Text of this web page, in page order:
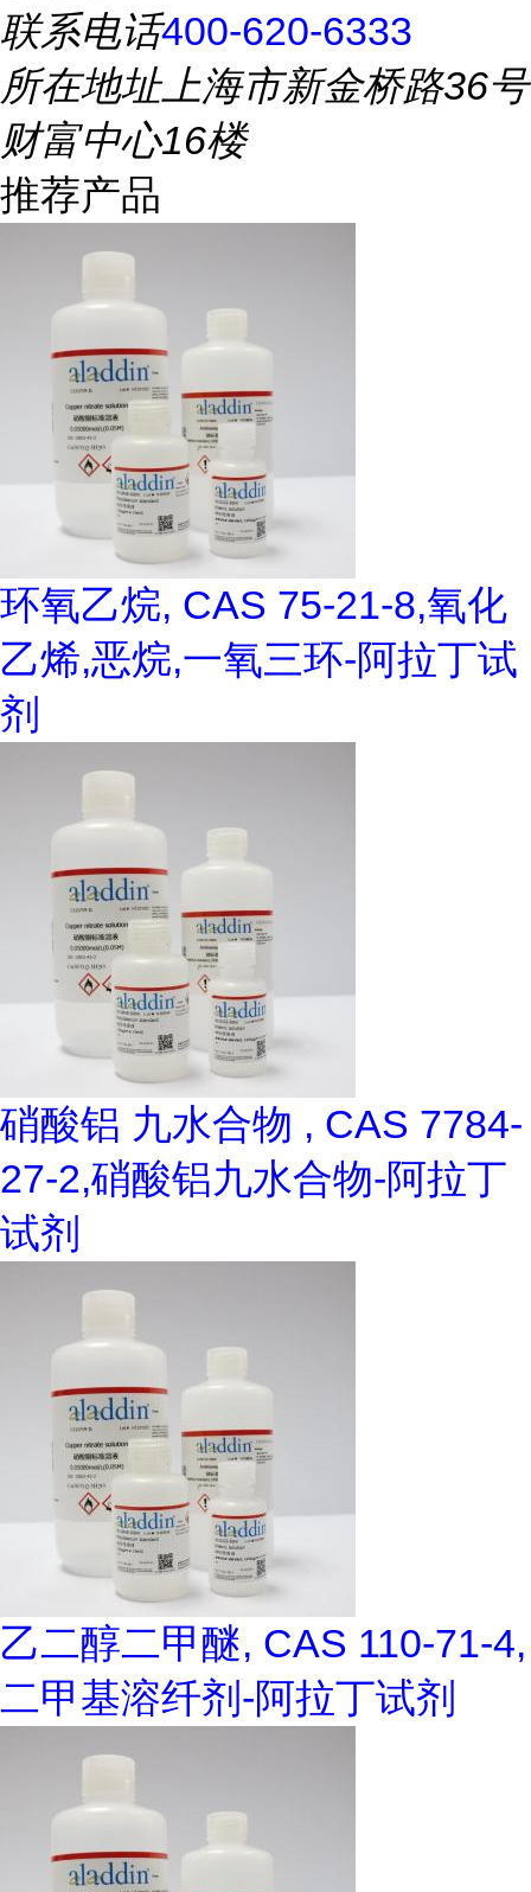
联系电话400-620-6333
所在地址上海市新金桥路36号
财富中心16楼
推荐产品
环氧乙烷, CAS 75-21-8,氧化
乙烯,恶烷,一氧三环-阿拉丁试
剂
硝酸铝 九水合物 , CAS 7784-
27-2,硝酸铝九水合物-阿拉丁
试剂
乙二醇二甲醚, CAS 110-71-4,
二甲基溶纤剂-阿拉丁试剂